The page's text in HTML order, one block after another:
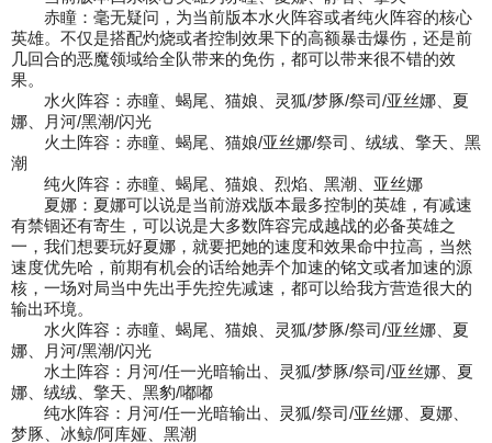
赤瞳：毫无疑问，为当前版本水火阵容或者纯火阵容的核心
英雄。不仅是搭配灼烧或者控制 效果下的高额暴击爆伤，还是前
几回合的恶魔领域给全队带来的免伤，都可以带来很不错的效
果。
水火阵容：赤瞳、蝎尾、猫娘、灵狐/梦豚/祭司/亚丝娜、夏
娜、月河/黑潮/闪光
火土阵容：赤瞳、蝎尾、猫娘/亚丝娜/祭司、绒绒、擎天、黑
潮
纯火阵容：赤瞳、蝎尾、猫娘、烈焰、黑潮、亚丝娜
夏娜：夏娜可以说是当前游戏版本最多控制的英雄，有减速
有禁锢还有寄生，可以说是大多数阵容完成越战的必备英雄之
一，我们想要玩好夏娜，就要把她的速度和效果命中拉高，当然
速度优先哈，前期有机会的话给她弄个加速的铭文或者加速的源
核，一场对局当中先出手先控先减速，都可以给我方营造很大的
输出环境。
水火阵容：赤瞳、蝎尾、猫娘、灵狐/梦豚/祭司/亚丝娜、夏
娜、月河/黑潮/闪光
水土阵容：月河/任一光暗输出、灵狐/梦豚/祭司/亚丝娜、夏
娜、绒绒、擎天、黑豹/嘟嘟
纯水阵容：月河/任一光暗输出、灵狐/祭司/亚丝娜、夏娜、
梦豚、冰鲸/阿库娅、黑潮